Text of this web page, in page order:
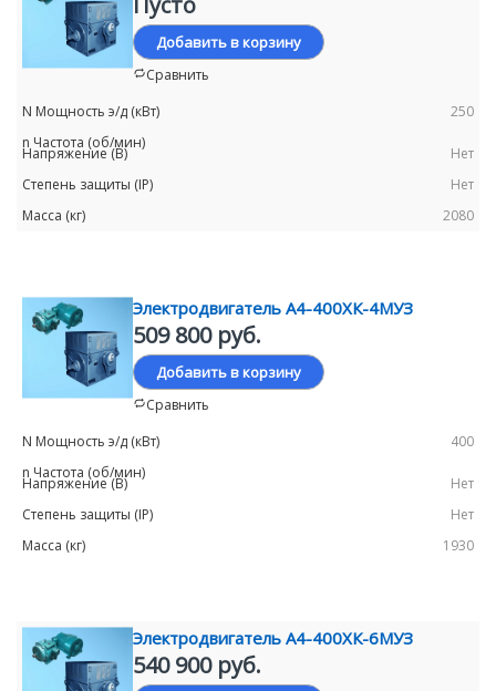
Добавить в корзину
Сравнить
250
Нет
Нет
2080
Электродвигатель А4-400ХК-4МУЗ
509 800 руб.
Добавить в корзину
Сравнить
400
Нет
Нет
1930
Электродвигатель А4-400ХК-6MУЗ
540 900 руб.